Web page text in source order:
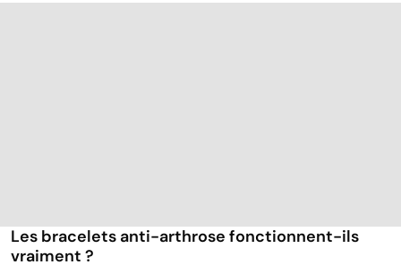
Les bracelets anti-arthrose fonctionnent-ils
vraiment ?